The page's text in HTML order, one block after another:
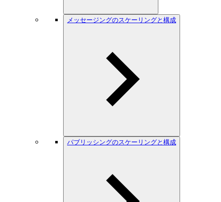
メッセージングのスケーリングと構成
パブリッシングのスケーリングと構成